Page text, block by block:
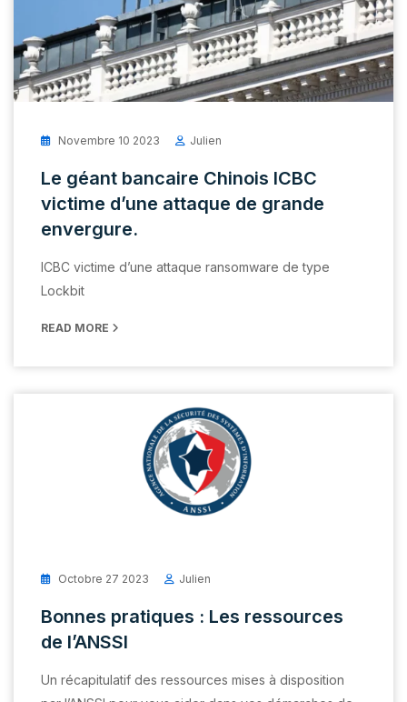
Novembre 10 2023 Julien
Le géant bancaire Chinois ICBC
victime d’une attaque de grande
envergure.
ICBC victime d’une attaque ransomware de type
Lockbit
READ MORE
Octobre 27 2023 Julien
Bonnes pratiques : Les ressources
de l’ANSSI
Un récapitulatif des ressources mises à disposition